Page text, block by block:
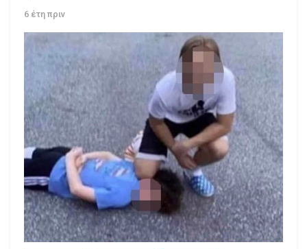
6 έτη πριν